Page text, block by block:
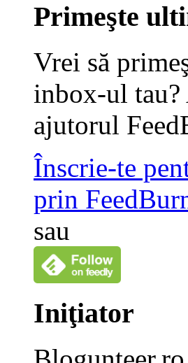
Primeşte
Vrei să
inbox-ul tau?
ajutorul
Înscrie-te
prin
sau
Iniţiator